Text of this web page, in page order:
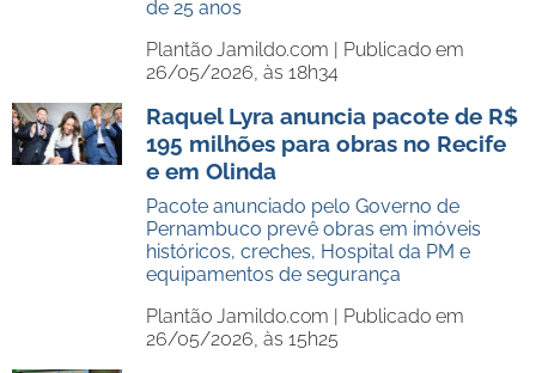
de 25 anos
Plantão Jamildo.com | Publicado em
26/05/2026, às 18h34
Raquel Lyra anuncia pacote de R$
195 milhões para obras no Recife
e em Olinda
Pacote anunciado pelo Governo de
Pernambuco prevê obras em imóveis
históricos, creches, Hospital da PM e
equipamentos de segurança
Plantão Jamildo.com | Publicado em
26/05/2026, às 15h25